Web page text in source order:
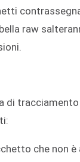
raw
di
che non è